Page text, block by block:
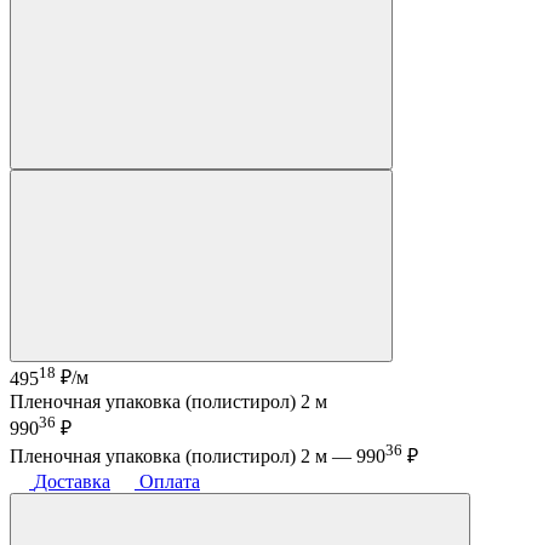
49518 ₽/м
Пленочная упаковка (полистирол) 2 м
99036 ₽
Пленочная упаковка (полистирол) 2 м — 99036 ₽
Доставка
Оплата